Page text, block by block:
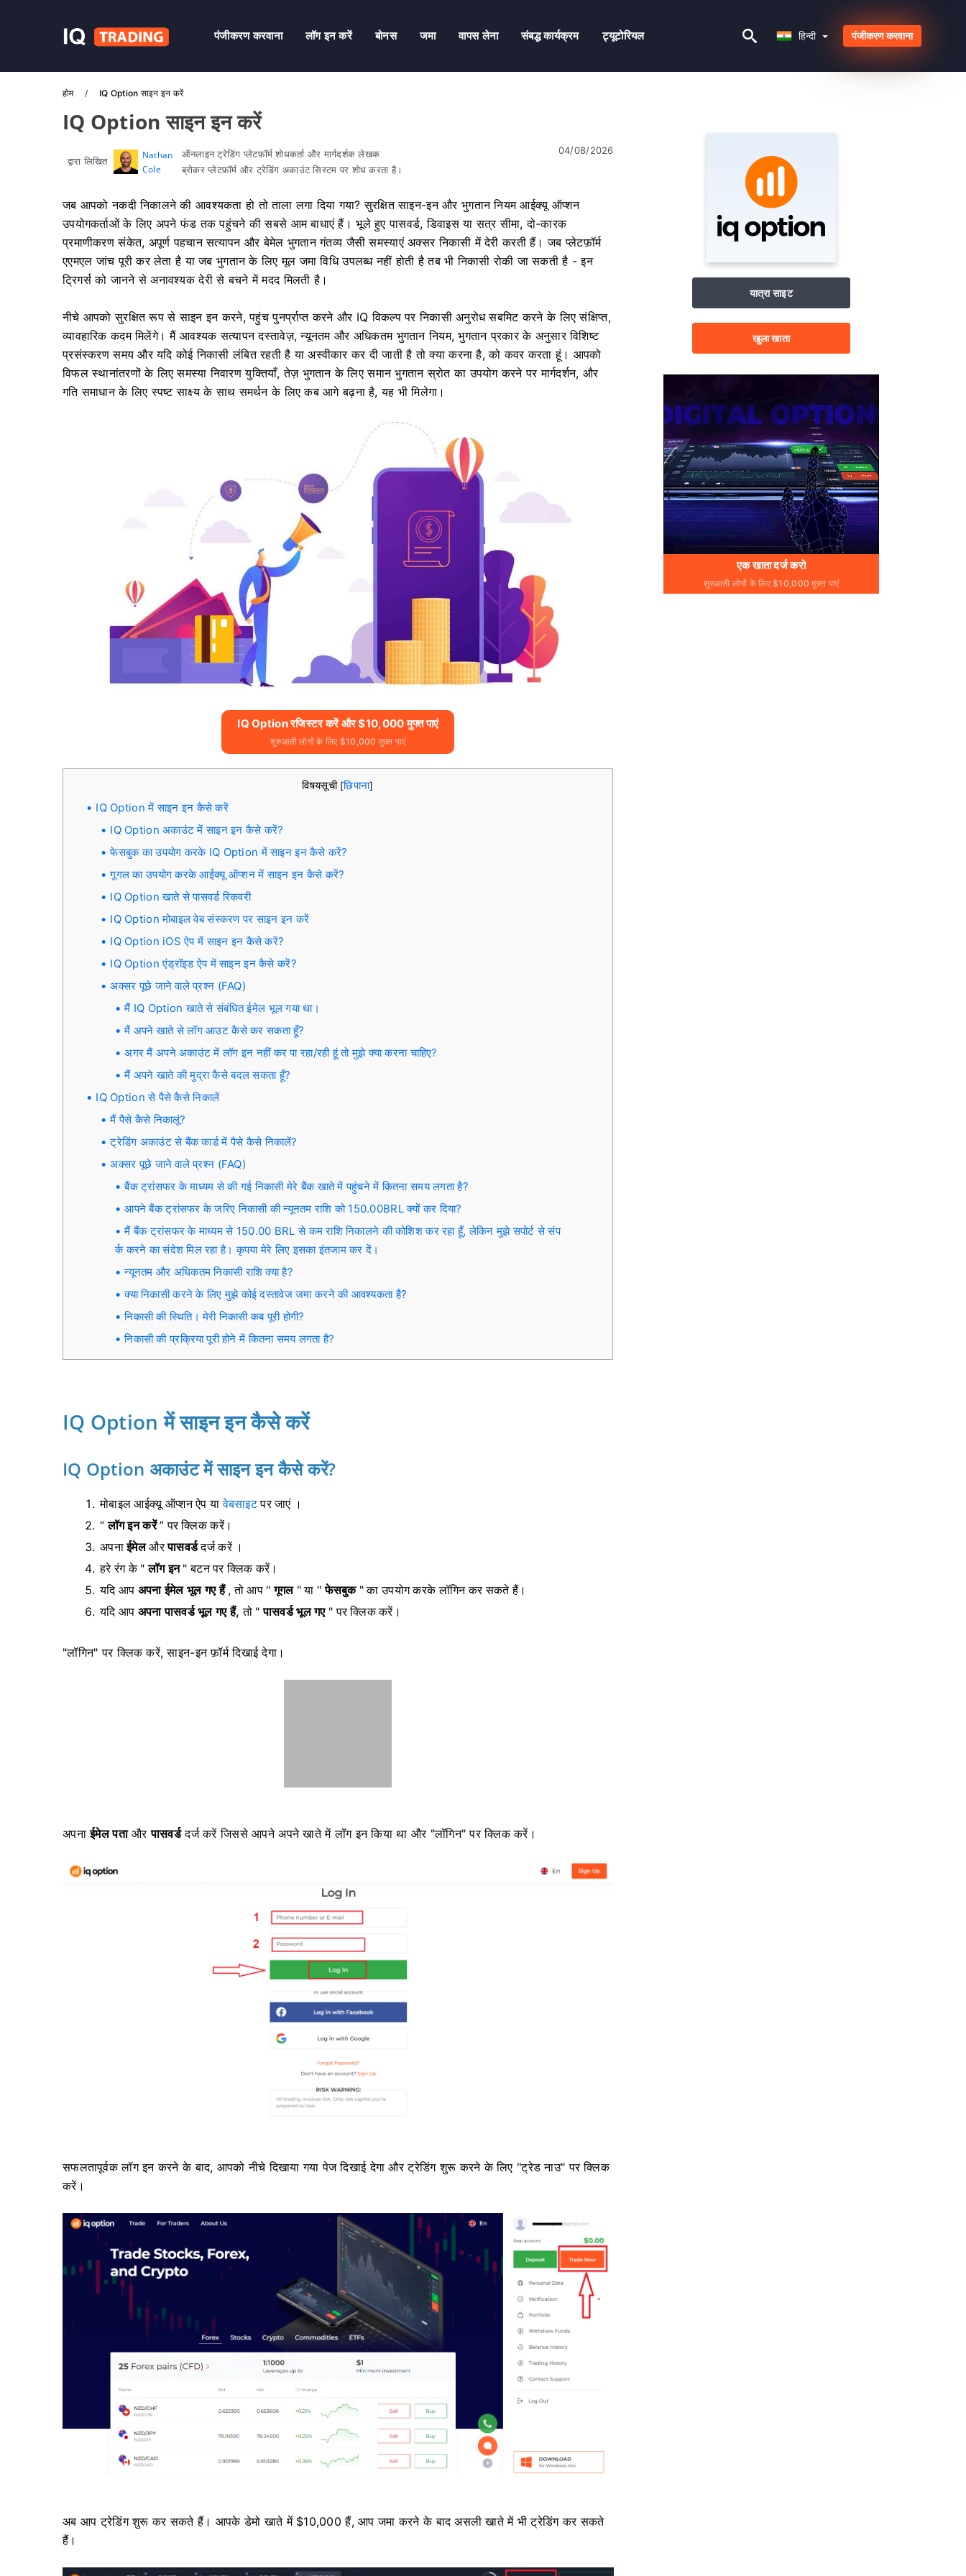
पंजीकरण करवाना लॉग इन करें बोनस जमा वापस लेना संबद्ध कार्यक्रम ट्यूटोरियल हिन्दी पंजीकरण करवाना
होम IQ Option साइन इन करें
IQ Option साइन इन करें
द्वारा लिखित
Nathan
Cole
ऑनलाइन ट्रेडिंग प्लेटफ़ॉर्म शोधकर्ता और मार्गदर्शक लेखक
ब्रोकर प्लेटफ़ॉर्म और ट्रेडिंग अकाउंट सिस्टम पर शोध करता है।
04/08/2026
जब आपको नकदी निकालने की आवश्यकता हो तो ताला लगा दिया गया? सुरक्षित साइन-इन और भुगतान नियम आईक्यू ऑप्शन
उपयोगकर्ताओं के लिए अपने फंड तक पहुंचने की सबसे आम बाधाएं हैं। भूले हुए पासवर्ड, डिवाइस या सत्र सीमा, दो-कारक
प्रमाणीकरण संकेत, अपूर्ण पहचान सत्यापन और बेमेल भुगतान गंतव्य जैसी समस्याएं अक्सर निकासी में देरी करती हैं। जब प्लेटफ़ॉर्म
एएमएल जांच पूरी कर लेता है या जब भुगतान के लिए मूल जमा विधि उपलब्ध नहीं होती है तब भी निकासी रोकी जा सकती है - इन
ट्रिगर्स को जानने से अनावश्यक देरी से बचने में मदद मिलती है।
नीचे आपको सुरक्षित रूप से साइन इन करने, पहुंच पुनर्प्राप्त करने और IQ विकल्प पर निकासी अनुरोध सबमिट करने के लिए संक्षिप्त,
व्यावहारिक कदम मिलेंगे। मैं आवश्यक सत्यापन दस्तावेज़, न्यूनतम और अधिकतम भुगतान नियम, भुगतान प्रकार के अनुसार विशिष्ट
प्रसंस्करण समय और यदि कोई निकासी लंबित रहती है या अस्वीकार कर दी जाती है तो क्या करना है, को कवर करता हूं। आपको
विफल स्थानांतरणों के लिए समस्या निवारण युक्तियाँ, तेज़ भुगतान के लिए समान भुगतान स्रोत का उपयोग करने पर मार्गदर्शन, और
गति समाधान के लिए स्पष्ट साक्ष्य के साथ समर्थन के लिए कब आगे बढ़ना है, यह भी मिलेगा।
IQ Option रजिस्टर करें और $10,000 मुफ्त पाएं
शुरुआती लोगों के लिए $10,000 मुफ़्त पाएं
विषयसूची [छिपाना]
IQ Option में साइन इन कैसे करें
IQ Option अकाउंट में साइन इन कैसे करें?
फेसबुक का उपयोग करके IQ Option में साइन इन कैसे करें?
गूगल का उपयोग करके आईक्यू ऑप्शन में साइन इन कैसे करें?
IQ Option खाते से पासवर्ड रिकवरी
IQ Option मोबाइल वेब संस्करण पर साइन इन करें
IQ Option iOS ऐप में साइन इन कैसे करें?
IQ Option एंड्रॉइड ऐप में साइन इन कैसे करें?
अक्सर पूछे जाने वाले प्रश्न (FAQ)
मैं IQ Option खाते से संबंधित ईमेल भूल गया था।
मैं अपने खाते से लॉग आउट कैसे कर सकता हूँ?
अगर मैं अपने अकाउंट में लॉग इन नहीं कर पा रहा/रही हूं तो मुझे क्या करना चाहिए?
मैं अपने खाते की मुद्रा कैसे बदल सकता हूँ?
IQ Option से पैसे कैसे निकालें
मैं पैसे कैसे निकालूं?
ट्रेडिंग अकाउंट से बैंक कार्ड में पैसे कैसे निकालें?
अक्सर पूछे जाने वाले प्रश्न (FAQ)
बैंक ट्रांसफर के माध्यम से की गई निकासी मेरे बैंक खाते में पहुंचने में कितना समय लगता है?
आपने बैंक ट्रांसफर के जरिए निकासी की न्यूनतम राशि को 150.00BRL क्यों कर दिया?
मैं बैंक ट्रांसफर के माध्यम से 150.00 BRL से कम राशि निकालने की कोशिश कर रहा हूँ, लेकिन मुझे सपोर्ट से संप
र्क करने का संदेश मिल रहा है। कृपया मेरे लिए इसका इंतजाम कर दें।
न्यूनतम और अधिकतम निकासी राशि क्या है?
क्या निकासी करने के लिए मुझे कोई दस्तावेज जमा करने की आवश्यकता है?
निकासी की स्थिति। मेरी निकासी कब पूरी होगी?
निकासी की प्रक्रिया पूरी होने में कितना समय लगता है?
IQ Option में साइन इन कैसे करें
IQ Option अकाउंट में साइन इन कैसे करें?
मोबाइल आईक्यू ऑप्शन ऐप यावेबसाइटपर जाएं ।
“लॉग इन करें” पर क्लिक करें।
अपनाईमेलऔरपासवर्डदर्ज करें ।
हरे रंग के "लॉग इन" बटन पर क्लिक करें।
यदि आप अपना ईमेल भूल गए हैं, तो आप "गूगल" या "फेसबुक" का उपयोग करके लॉगिन कर सकते हैं।
यदि आप अपना पासवर्ड भूल गए हैं, तो "पासवर्ड भूल गए" पर क्लिक करें।
"लॉगिन" पर क्लिक करें, साइन-इन फ़ॉर्म दिखाई देगा।
अपनाईमेल पताऔरपासवर्डदर्ज करें जिससे आपने अपने खाते में लॉग इन किया था और "लॉगिन" पर क्लिक करें।
सफलतापूर्वक लॉग इन करने के बाद, आपको नीचे दिखाया गया पेज दिखाई देगा और ट्रेडिंग शुरू करने के लिए "ट्रेड नाउ" पर क्लिक
करें।
अब आप ट्रेडिंग शुरू कर सकते हैं। आपके डेमो खाते में $10,000 हैं, आप जमा करने के बाद असली खाते में भी ट्रेडिंग कर सकते
हैं।
यात्रा साइट
खुला खाता
एक खाता दर्ज करो
शुरुआती लोगों के लिए $10,000 मुफ़्त पाएं